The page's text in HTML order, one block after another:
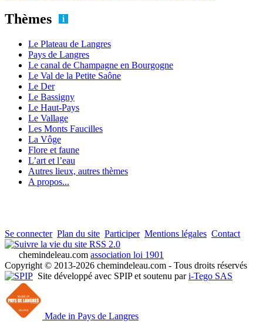
Thèmes
Le Plateau de Langres
Pays de Langres
Le canal de Champagne en Bourgogne
Le Val de la Petite Saône
Le Der
Le Bassigny
Le Haut-Pays
Le Vallage
Les Monts Faucilles
La Vôge
Flore et faune
L’art et l’eau
Autres lieux, autres thèmes
A propos...
Se connecter Plan du site Participer Mentions légales Contact
RSS 2.0
chemindeleau.com association loi 1901
Copyright © 2013-2026 chemindeleau.com - Tous droits réservés
Site développé avec SPIP et soutenu pari-Tego SAS
Made in Pays de Langres